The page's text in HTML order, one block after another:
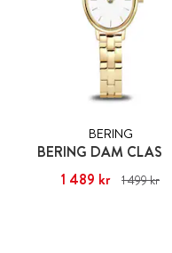
BERING
BERING DAM
Nuvarande pris:1 489 kr
1 489 kr 1 499 kr